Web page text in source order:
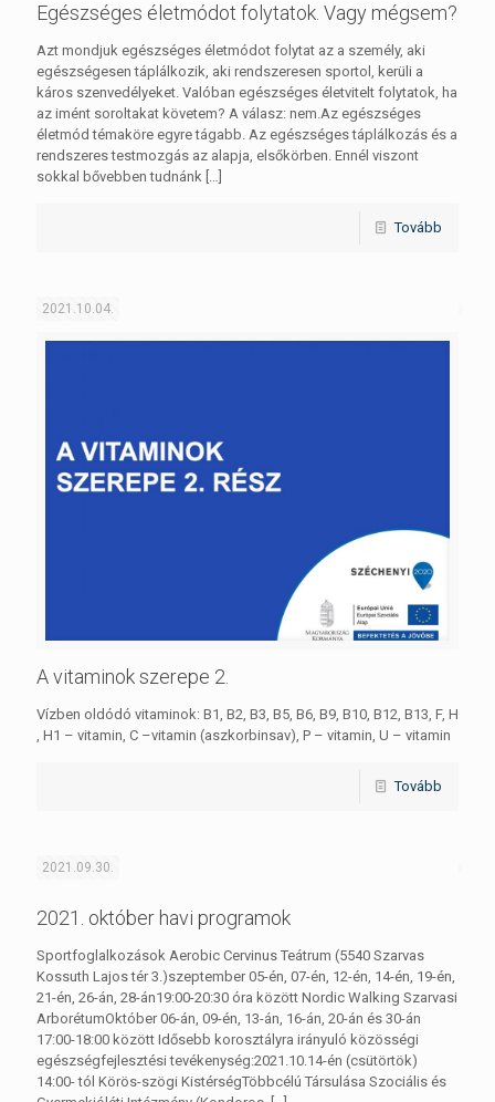
Egészséges életmódot folytatok. Vagy mégsem?
Azt mondjuk egészséges életmódot folytat az a személy, aki
egészségesen táplálkozik, aki rendszeresen sportol, kerüli a
káros szenvedélyeket. Valóban egészséges életvitelt folytatok, ha
az imént soroltakat követem? A válasz: nem.Az egészséges
életmód témaköre egyre tágabb. Az egészséges táplálkozás és a
rendszeres testmozgás az alapja, elsőkörben. Ennél viszont
sokkal bővebben tudnánk […]
Tovább
2021.10.04.
A vitaminok szerepe 2.
Vízben oldódó vitaminok: B1, B2, B3, B5, B6, B9, B10, B12, B13, F, H
, H1 – vitamin, C –vitamin (aszkorbinsav), P – vitamin, U – vitamin
Tovább
2021.09.30.
2021. október havi programok
Sportfoglalkozások Aerobic Cervinus Teátrum (5540 Szarvas
Kossuth Lajos tér 3.)szeptember 05-én, 07-én, 12-én, 14-én, 19-én,
21-én, 26-án, 28-án19:00-20:30 óra között Nordic Walking Szarvasi
ArborétumOktóber 06-án, 09-én, 13-án, 16-án, 20-án és 30-án
17:00-18:00 között Idősebb korosztályra irányuló közösségi
egészségfejlesztési tevékenység:2021.10.14-én (csütörtök)
14:00- tól Körös-szögi KistérségTöbbcélú Társulása Szociális és